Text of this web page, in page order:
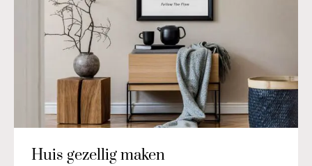
Huis gezellig maken